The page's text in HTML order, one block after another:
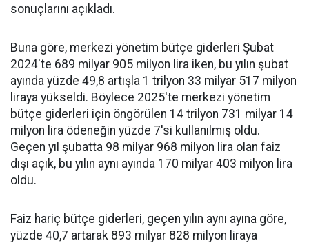
sonuçlarını açıkladı.
Buna göre, merkezi yönetim bütçe giderleri Şubat
2024'te 689 milyar 905 milyon lira iken, bu yılın şubat
ayında yüzde 49,8 artışla 1 trilyon 33 milyar 517 milyon
liraya yükseldi. Böylece 2025'te merkezi yönetim
bütçe giderleri için öngörülen 14 trilyon 731 milyar 14
milyon lira ödeneğin yüzde 7'si kullanılmış oldu.
Geçen yıl şubatta 98 milyar 968 milyon lira olan faiz
dışı açık, bu yılın aynı ayında 170 milyar 403 milyon lira
oldu.
Faiz hariç bütçe giderleri, geçen yılın aynı ayına göre,
yüzde 40,7 artarak 893 milyar 828 milyon liraya